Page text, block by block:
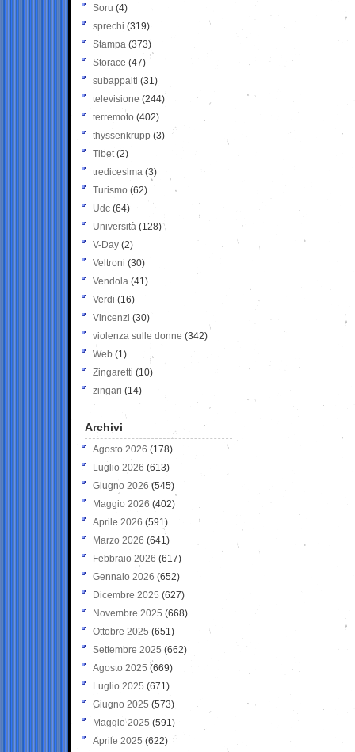
Soru (4)
sprechi (319)
Stampa (373)
Storace (47)
subappalti (31)
televisione(244)
terremoto (402)
thyssenkrupp (3)
Tibet(2)
tredicesima (3)
Turismo (62)
Udc (64)
Università (128)
V-Day (2)
Veltroni (30)
Vendola (41)
Verdi (16)
Vincenzi (30)
violenza sulle donne (342)
Web (1)
Zingaretti (10)
zingari (14)
Archivi
Agosto 2026 (178)
Luglio 2026 (613)
Giugno 2026 (545)
Maggio 2026 (402)
Aprile 2026 (591)
Marzo 2026 (641)
Febbraio 2026 (617)
Gennaio 2026 (652)
Dicembre 2025 (627)
Novembre 2025 (668)
Ottobre 2025 (651)
Settembre 2025 (662)
Agosto 2025 (669)
Luglio 2025 (671)
Giugno 2025 (573)
Maggio 2025 (591)
Aprile 2025 (622)